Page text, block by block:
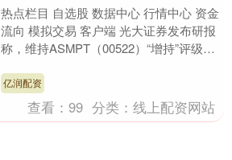
热点栏目 自选股 数据中心 行情中心 资金
流向 模拟交易 客户端 光大证券发布研报
称，维持ASMPT（00522）“增持”评级，
亿润配资
查看：99 分类：线上配资网站